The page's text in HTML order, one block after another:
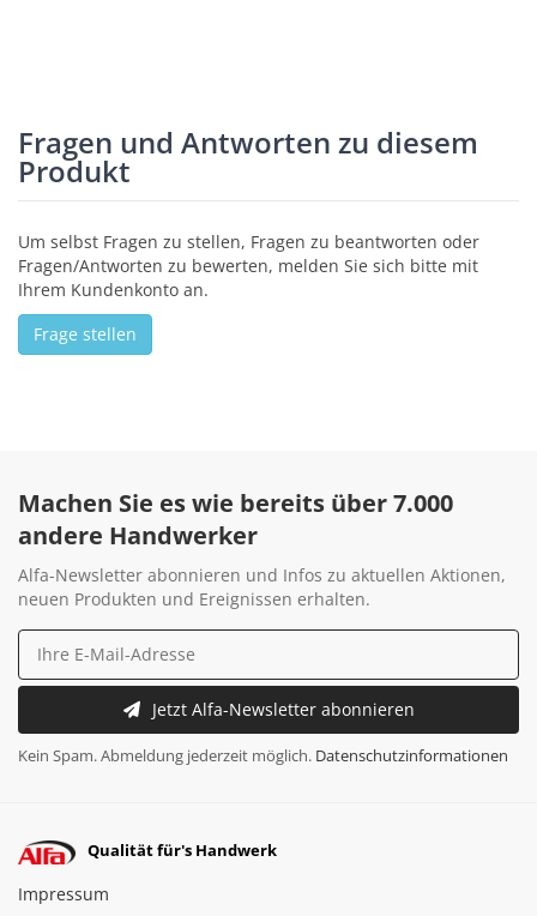
Fragen und Antworten zu diesem
Produkt
Um selbst Fragen zu stellen, Fragen zu beantworten oder
Fragen/Antworten zu bewerten, melden Sie sich bitte mit
Ihrem Kundenkonto an.
Frage stellen
Machen Sie es wie bereits über 7.000
andere Handwerker
Alfa-Newsletter abonnieren und Infos zu aktuellen Aktionen,
neuen Produkten und Ereignissen erhalten.
Jetzt Alfa-Newsletter abonnieren
Kein Spam. Abmeldung jederzeit möglich. Datenschutzinformationen
Qualität für's Handwerk
Impressum